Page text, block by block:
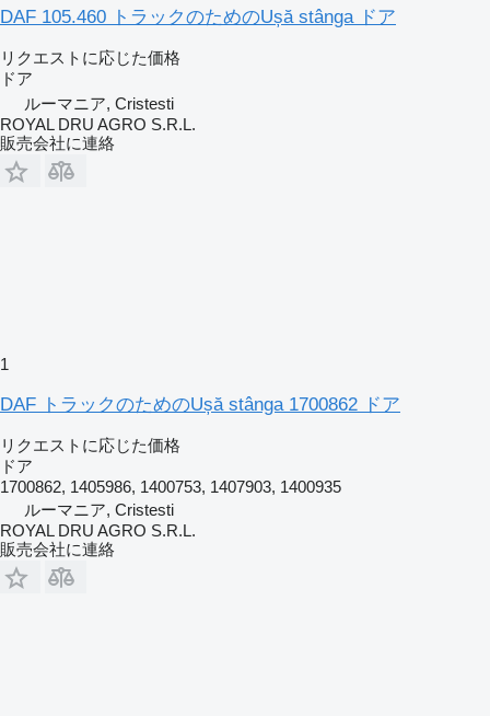
DAF 105.460 トラックのためのUșă stânga ドア
リクエストに応じた価格
ドア
ルーマニア, Cristesti
ROYAL DRU AGRO S.R.L.
販売会社に連絡
1
DAF トラックのためのUșă stânga 1700862 ドア
リクエストに応じた価格
ドア
1700862, 1405986, 1400753, 1407903, 1400935
ルーマニア, Cristesti
ROYAL DRU AGRO S.R.L.
販売会社に連絡